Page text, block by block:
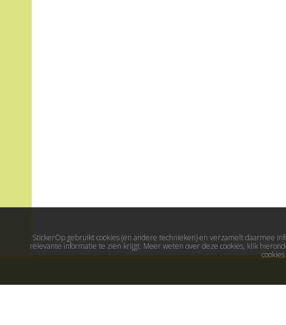
StickerOp gebruikt cookies (en andere technieken) en verzamelt daarmee
relevante informatie te zien krijgt. Meer weten over deze cookies, klik